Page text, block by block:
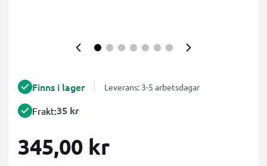
Finns i lager Leverans: 3-5 arbetsdagar
Frakt:35 kr
345,00 kr